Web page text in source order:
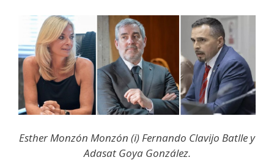
Esther Monzón Monzón (i) Fernando Clavijo Batlle y
Adasat Goya González.